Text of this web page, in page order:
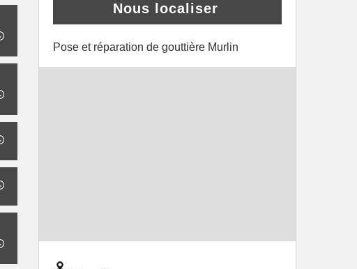
Nous localiser
Pose et réparation de gouttière Murlin